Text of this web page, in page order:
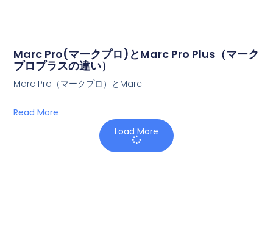
Marc Pro(マークプロ)とMarc Pro Plus（マーク
プロプラスの違い）
Marc Pro（マークプロ）とMarc
Read More
Load More